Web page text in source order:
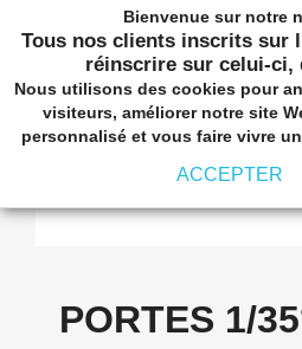

PORTES 1/35°
PORTES 1/
Bienvenue sur notre
Tous nos clients inscrits sur
réinscrire sur celui-ci,
Nous utilisons des cookies pour
visiteurs, améliorer notre site
personnalisé et vous faire vivre
ACCEPTER